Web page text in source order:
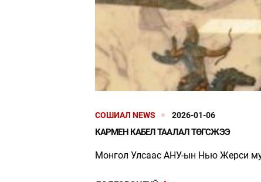
СОШИАЛ NEWS 2026-01-06
КАРМЕН КАБЕЛ ТААЛАЛ ТӨГСЖЭЭ
Монгол Улсаас АНУ-ын Нью Жерси